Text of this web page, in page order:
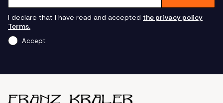
I declare that I have read and accepted the privacy policy
Terms.
Accept